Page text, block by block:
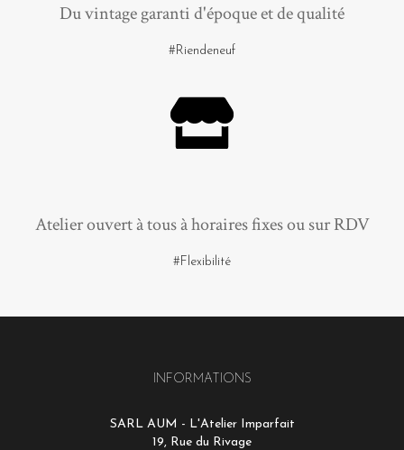
Du vintage garanti d'époque et de qualité
#Riendeneuf
Atelier ouvert à tous à horaires fixes ou sur RDV
#Flexibilité
INFORMATIONS
SARL AUM - L'Atelier Imparfait
19, Rue du Rivage